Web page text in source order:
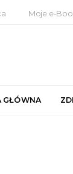
Moje e-
GŁÓWNA